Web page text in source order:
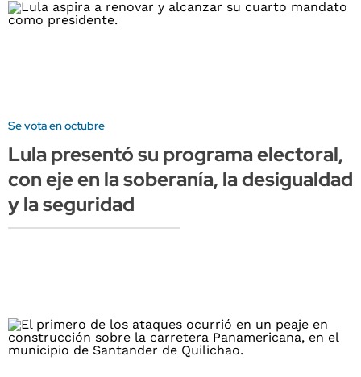
Se vota en octubre
Lula presentó su programa electoral,
con eje en la soberanía, la desigualdad
y la seguridad